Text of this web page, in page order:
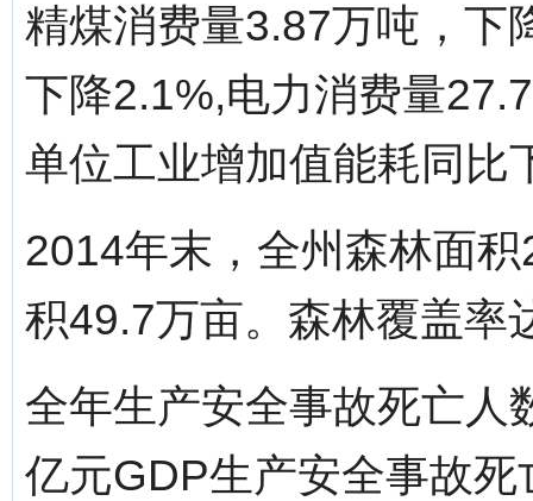
精煤消费量3.87万吨，下
下降2.1%,电力消费量
单位工业增加值能耗同比
2014年末，全州森林面
积49.7万亩。森林覆盖率
全年生产安全事故死亡人
亿元GDP生产安全事故